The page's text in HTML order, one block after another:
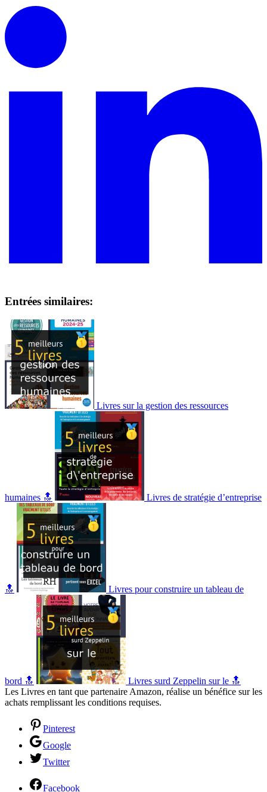
Entrées similaires:
Livres sur la gestion des ressources
humaines 🔝 Livres de stratégie d’entreprise
🔝 Livres pour construire un tableau de
bord 🔝
Livres surd Zeppelin sur le 🔝
Les Livres en tant que partenaire Amazon, réalise un bénéfice sur les
achats remplissant les conditions requises.
Pinterest
Google
Twitter
Facebook